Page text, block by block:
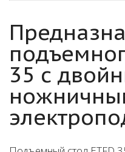
35 с